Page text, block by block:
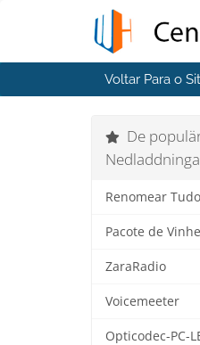
Voltar Para o
De
Renomear Tudo
Pacote de
ZaraRadio
Voicemeeter
Opticodec-PC-